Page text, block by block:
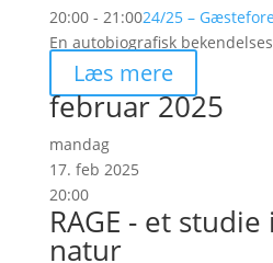
20:00 - 21:0024/25 –
En autobiografisk
Læs mere
februar 2025
mandag
17. feb 2025
20:00
RAGE - et
natur